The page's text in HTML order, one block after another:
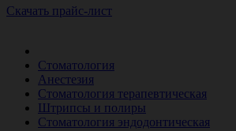
Скачать прайс-лист
Стоматология
Анестезия
Стоматология терапевтическая
Штрипсы и полиры
Стоматология эндодонтическая